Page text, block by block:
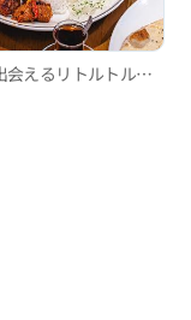
南山洞で出会えるリトルトルコ「カッパドキア」